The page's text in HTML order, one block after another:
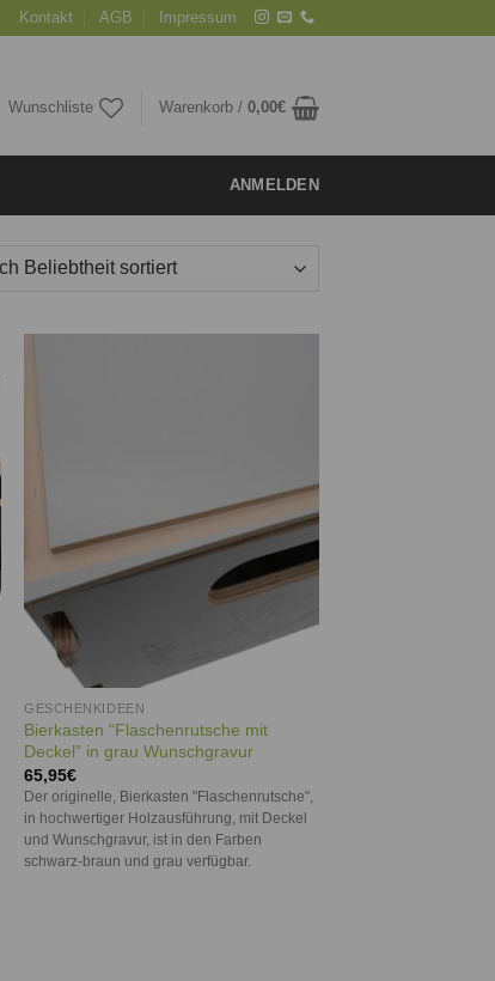
Kontakt AGB Impressum
Wunschliste Warenkorb / 0,00€
ANMELDEN
GESCHENKIDEEN
Bierkasten “Flaschenrutsche mit
Deckel” in grau Wunschgravur
65,95€
Der originelle, Bierkasten "Flaschenrutsche",
in hochwertiger Holzausführung, mit Deckel
und Wunschgravur, ist in den Farben
schwarz-braun und grau verfügbar.